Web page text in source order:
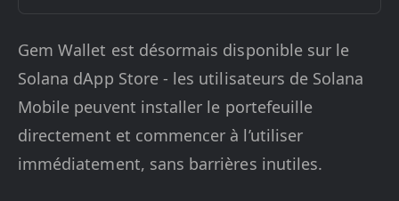
Gem Wallet est désormais disponible sur le
Solana dApp Store - les utilisateurs de Solana
Mobile peuvent installer le portefeuille
directement et commencer à l’utiliser
immédiatement, sans barrières inutiles.